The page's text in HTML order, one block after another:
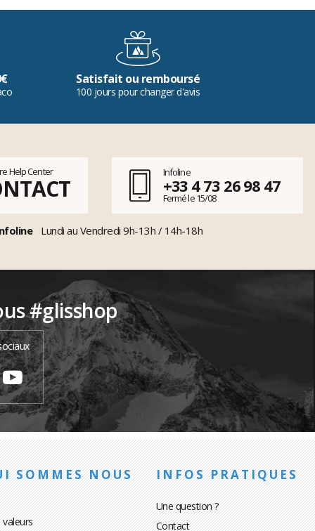
Satisfait ou remboursé
100 jours pour changer d'avis
Help Center Infoline
+33 4 73 26 98 47
Fermé le 15/08
Lundi au Vendredi 9h-13h / 14h-18h
#glisshop
SOMMES NOUS INFOS PRATIQUES
Une question ?
Contact